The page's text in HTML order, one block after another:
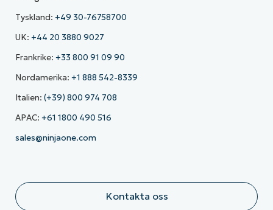
Tyskland: +49 30-76758700
UK: +44 20 3880 9027
Frankrike: +33 800 91 09 90
Nordamerika: +1 888 542-8339
Italien: (+39) 800 974 708
APAC: +61 1800 490 516
sales@ninjaone.com
Kontakta oss